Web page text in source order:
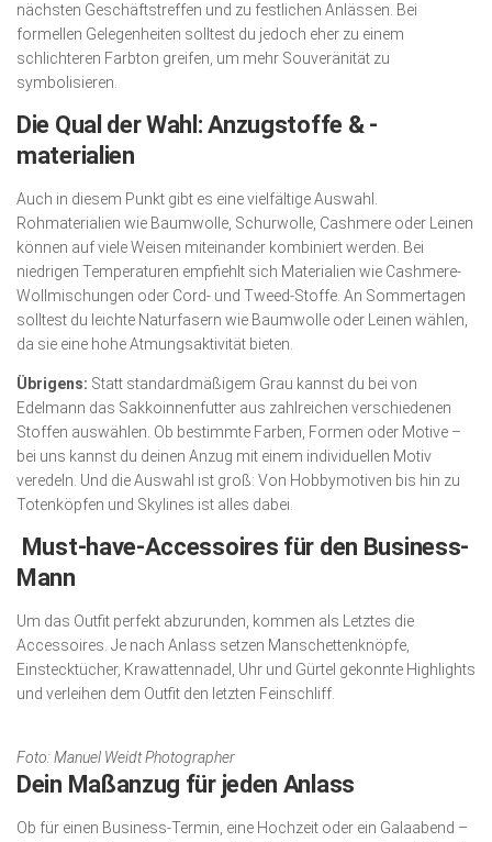
nächsten Geschäftstreffen und zu festlichen Anlässen. Bei
formellen Gelegenheiten solltest du jedoch eher zu einem
schlichteren Farbton greifen, um mehr Souveränität zu
symbolisieren.
Die Qual der Wahl: Anzugstoffe & -
materialien
Auch in diesem Punkt gibt es eine vielfältige Auswahl.
Rohmaterialien wie Baumwolle, Schurwolle, Cashmere oder Leinen
können auf viele Weisen miteinander kombiniert werden. Bei
niedrigen Temperaturen empfiehlt sich Materialien wie Cashmere-
Wollmischungen oder Cord- und Tweed-Stoffe. An Sommertagen
solltest du leichte Naturfasern wie Baumwolle oder Leinen wählen,
da sie eine hohe Atmungsaktivität bieten.
Übrigens: Statt standardmäßigem Grau kannst du bei von
Edelmann das Sakkoinnenfutter aus zahlreichen verschiedenen
Stoffen auswählen. Ob bestimmte Farben, Formen oder Motive –
bei uns kannst du deinen Anzug mit einem individuellen Motiv
veredeln. Und die Auswahl ist groß: Von Hobbymotiven bis hin zu
Totenköpfen und Skylines ist alles dabei.
Must-have-Accessoires für den Business-
Mann
Um das Outfit perfekt abzurunden, kommen als Letztes die
Accessoires. Je nach Anlass setzen Manschettenknöpfe,
Einstecktücher, Krawattennadel, Uhr und Gürtel gekonnte Highlights
und verleihen dem Outfit den letzten Feinschliff.
Foto: Manuel Weidt Photographer
Dein Maßanzug für jeden Anlass
Ob für einen Business-Termin, eine Hochzeit oder ein Galaabend –